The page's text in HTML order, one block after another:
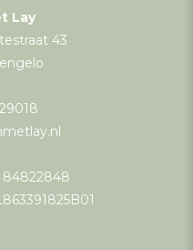
Lay
43
84822848